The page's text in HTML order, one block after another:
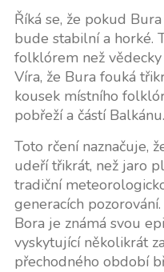
Říká se, že pokud
bude stabilní a horké.
folklórem než
Víra, že Bura fouká
kousek místního
pobřeží a částí Balkánu.
Toto rčení naznačuje,
udeří třikrát, než jaro
tradiční
generacích
Bora je známá svou
vyskytující několikrát
přechodného období